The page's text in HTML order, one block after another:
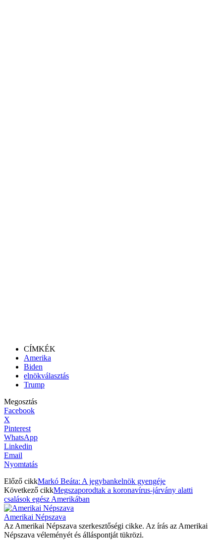
CÍMKÉK
Amerika
Biden
elnökválasztás
Trump
Megosztás
Facebook
X
Pinterest
WhatsApp
Linkedin
Email
Nyomtatás
Előző cikkMarkó Beáta: A jegybankelnök gyengéje
Következő cikkMegszaporodtak a koronavírus-járvány alatti
csalások egész Amerikában
Amerikai Népszava
Az Amerikai Népszava szerkesztőségi cikke. Az írás az Amerikai
Népszava véleményét és álláspontját tükrözi.